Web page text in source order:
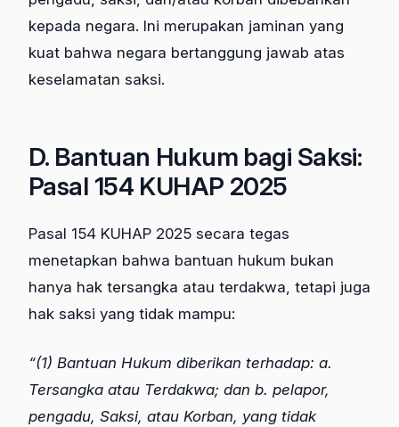
kepada negara. Ini merupakan jaminan yang
kuat bahwa negara bertanggung jawab atas
keselamatan saksi.
D. Bantuan Hukum bagi Saksi:
Pasal 154 KUHAP 2025
Pasal 154 KUHAP 2025 secara tegas
menetapkan bahwa bantuan hukum bukan
hanya hak tersangka atau terdakwa, tetapi juga
hak saksi yang tidak mampu:
“(1) Bantuan Hukum diberikan terhadap: a.
Tersangka atau Terdakwa; dan b. pelapor,
pengadu, Saksi, atau Korban, yang tidak